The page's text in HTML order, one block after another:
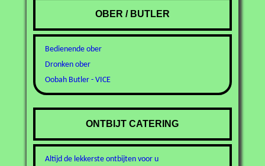
OBER / BUTLER
Bedienende ober
Dronken ober
Oobah Butler - VICE
ONTBIJT CATERING
Altijd de lekkerste ontbijten voor u